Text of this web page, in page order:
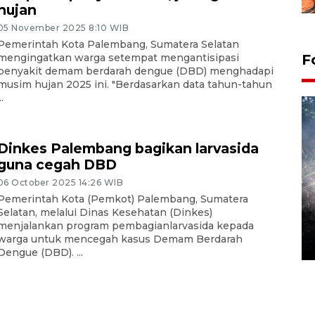
November 2025 8:10 WIB
Kota Palembang, Sumatera Selatan
warga setempat mengantisipasi
demam berdarah dengue (DBD) menghadapi
hujan 2025 ini. "Berdasarkan data tahun-tahun
Palembang bagikan larvasida
cegah DBD
October 2025 14:26 WIB
Kota (Pemkot) Palembang, Sumatera
melalui Dinas Kesehatan (Dinkes)
program pembagianlarvasida kepada
untuk mencegah kasus Demam Berdarah
(DBD). ...
Alokasi anggaran untuk bibit
kopi arabika Gayo
15 June 2026 11:15 WIB